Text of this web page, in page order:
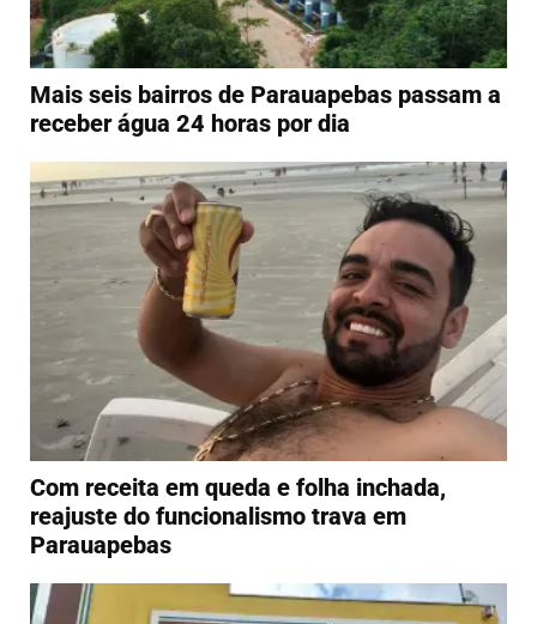
Mais seis bairros de Parauapebas passam a
receber água 24 horas por dia
Com receita em queda e folha inchada,
reajuste do funcionalismo trava em
Parauapebas